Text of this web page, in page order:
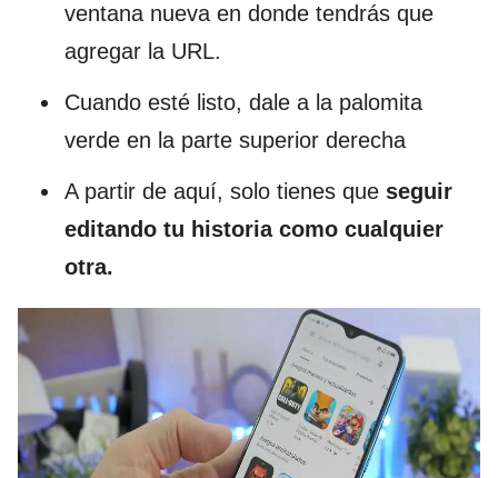
ventana nueva en donde tendrás que
agregar la URL.
Cuando esté listo, dale a la palomita
verde en la parte superior derecha
A partir de aquí, solo tienes que seguir
editando tu historia como cualquier
otra.